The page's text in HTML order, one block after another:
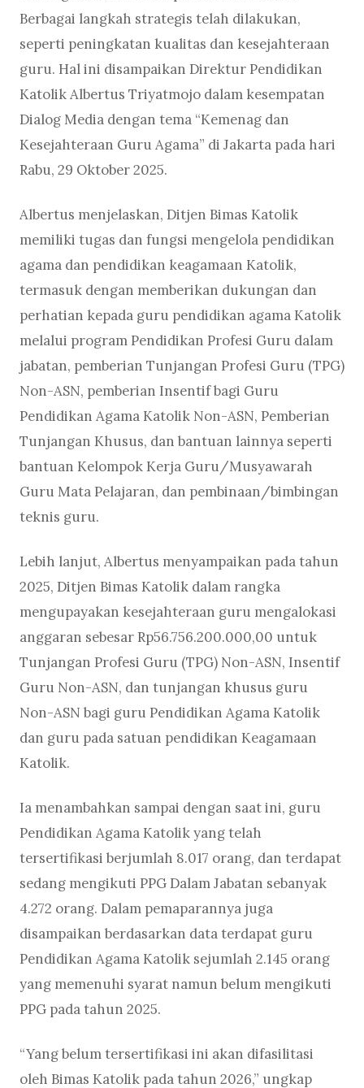
Berbagai langkah strategis telah dilakukan,
seperti peningkatan kualitas dan kesejahteraan
guru. Hal ini disampaikan Direktur Pendidikan
Katolik Albertus Triyatmojo dalam kesempatan
Dialog Media dengan tema “Kemenag dan
Kesejahteraan Guru Agama” di Jakarta pada hari
Rabu, 29 Oktober 2025.
Albertus menjelaskan, Ditjen Bimas Katolik
memiliki tugas dan fungsi mengelola pendidikan
agama dan pendidikan keagamaan Katolik,
termasuk dengan memberikan dukungan dan
perhatian kepada guru pendidikan agama Katolik
melalui program Pendidikan Profesi Guru dalam
jabatan, pemberian Tunjangan Profesi Guru (TPG)
Non-ASN, pemberian Insentif bagi Guru
Pendidikan Agama Katolik Non-ASN, Pemberian
Tunjangan Khusus, dan bantuan lainnya seperti
bantuan Kelompok Kerja Guru/Musyawarah
Guru Mata Pelajaran, dan pembinaan/bimbingan
teknis guru.
Lebih lanjut, Albertus menyampaikan pada tahun
2025, Ditjen Bimas Katolik dalam rangka
mengupayakan kesejahteraan guru mengalokasi
anggaran sebesar Rp56.756.200.000,00 untuk
Tunjangan Profesi Guru (TPG) Non-ASN, Insentif
Guru Non-ASN, dan tunjangan khusus guru
Non-ASN bagi guru Pendidikan Agama Katolik
dan guru pada satuan pendidikan Keagamaan
Katolik.
Ia menambahkan sampai dengan saat ini, guru
Pendidikan Agama Katolik yang telah
tersertifikasi berjumlah 8.017 orang, dan terdapat
sedang mengikuti PPG Dalam Jabatan sebanyak
4.272 orang. Dalam pemaparannya juga
disampaikan berdasarkan data terdapat guru
Pendidikan Agama Katolik sejumlah 2.145 orang
yang memenuhi syarat namun belum mengikuti
PPG pada tahun 2025.
“Yang belum tersertifikasi ini akan difasilitasi
oleh Bimas Katolik pada tahun 2026,” ungkap